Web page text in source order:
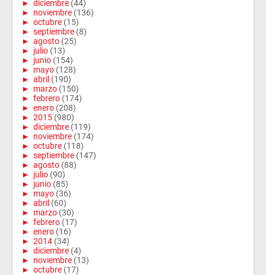
► diciembre (44)
► noviembre (136)
► octubre (15)
► septiembre (8)
► agosto (25)
► julio (13)
► junio (154)
► mayo (128)
► abril (190)
► marzo (150)
► febrero (174)
► enero (208)
► 2015 (980)
► diciembre (119)
► noviembre (174)
► octubre (118)
► septiembre (147)
► agosto (88)
► julio (90)
► junio (85)
► mayo (36)
► abril (60)
► marzo (30)
► febrero (17)
► enero (16)
► 2014 (34)
► diciembre (4)
► noviembre (13)
► octubre (17)